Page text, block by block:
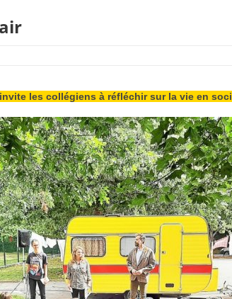
les collégiens à réfléchir sur la vie en